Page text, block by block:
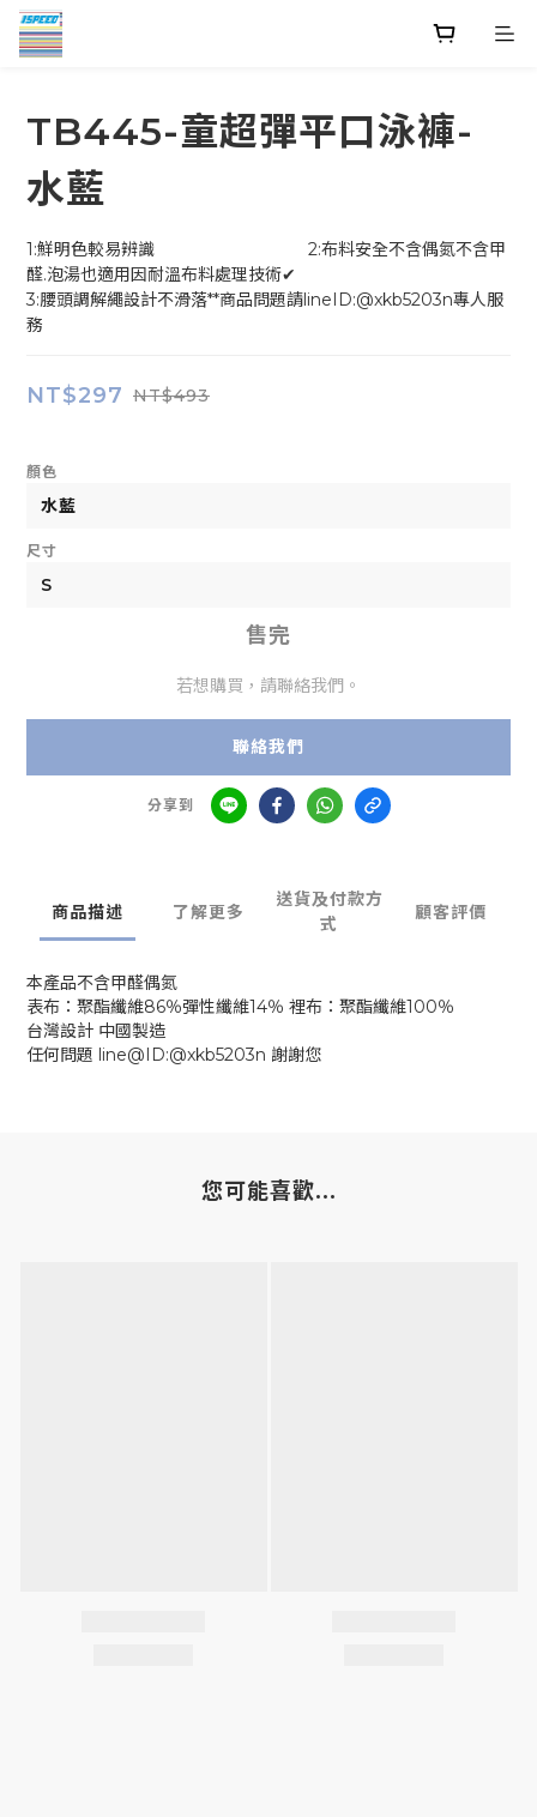
TB445-童超彈平口泳褲-
水藍
1:鮮明色較易辨識                                2:布料安全不含偶氮不含甲
醛.泡湯也適用因耐溫布料處理技術✔
3:腰頭調解繩設計不滑落**商品問題請lineID:@xkb5203n專人服
務
NT$297 NT$493
顏色
尺寸
售完
若想購買，請聯絡我們。
聯絡我們
分享到
商品描述 了解更多
送貨及付款方
式
顧客評價
本產品不含甲醛偶氮
表布：聚酯纖維86％彈性纖維14％ 裡布：聚酯纖維100％
台灣設計 中國製造
任何問題 line@ID:@xkb5203n 謝謝您
您可能喜歡...